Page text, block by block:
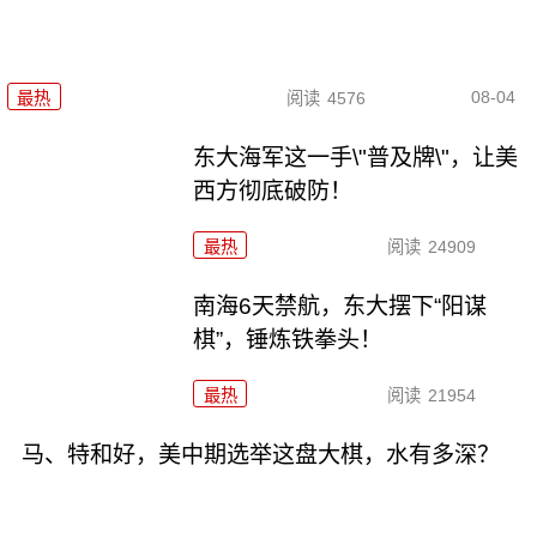
最热 阅读 4576 08-04
东大海军这一手\"普及牌\"，让美
西方彻底破防！
最热 阅读 24909
南海6天禁航，东大摆下“阳谋
棋”，锤炼铁拳头！
最热 阅读 21954
马、特和好，美中期选举这盘大棋，水有多深？